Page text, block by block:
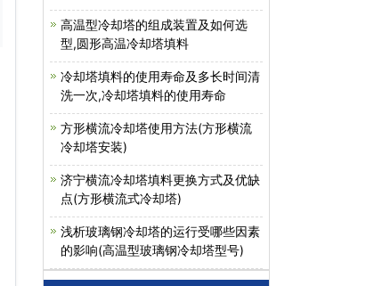
高温型冷却塔的组成装置及如何选
型,圆形高温冷却塔填料
冷却塔填料的使用寿命及多长时间清
洗一次,冷却塔填料的使用寿命
方形横流冷却塔使用方法(方形横流
冷却塔安装)
济宁横流冷却塔填料更换方式及优缺
点(方形横流式冷却塔)
浅析玻璃钢冷却塔的运行受哪些因素
的影响(高温型玻璃钢冷却塔型号)